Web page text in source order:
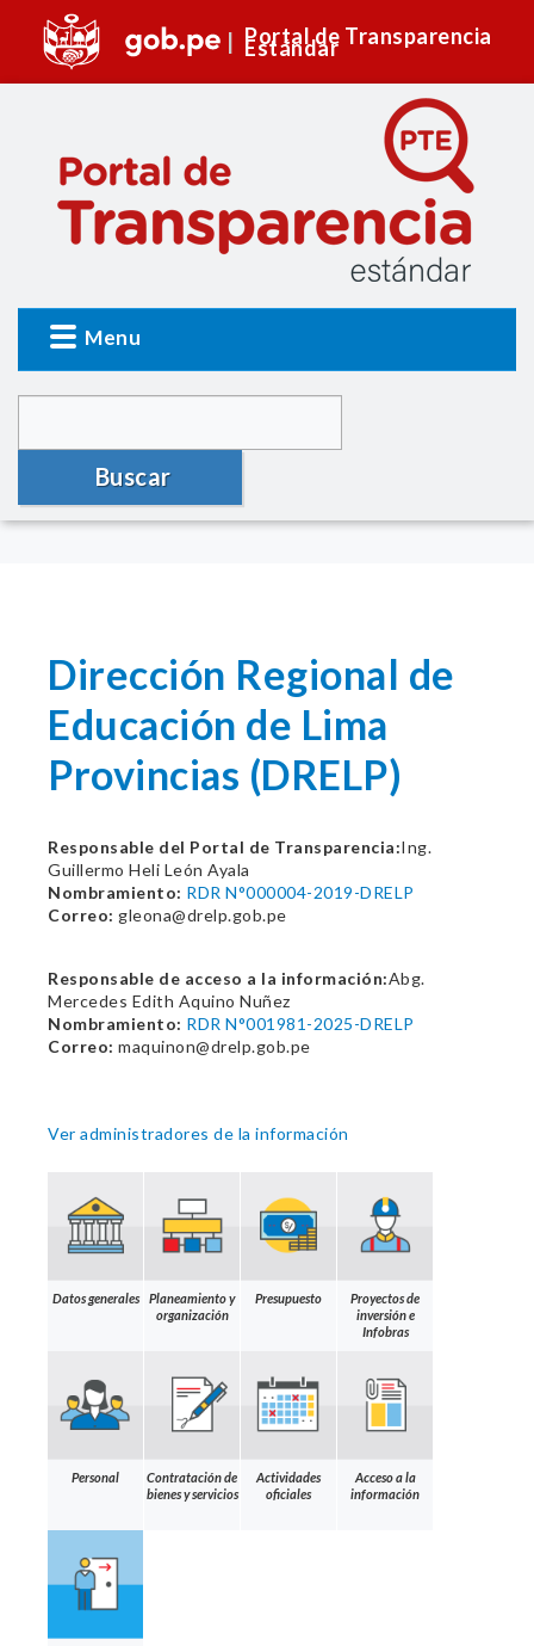
Portal de Transparencia
Estándar
Menu
Buscar
Dirección Regional de
Educación de Lima
Provincias (DRELP)
Responsable del Portal de Transparencia:Ing.
Guillermo Heli León Ayala
Nombramiento: RDR N°000004-2019-DRELP
Correo: gleona@drelp.gob.pe
Responsable de acceso a la información:Abg.
Mercedes Edith Aquino Nuñez
Nombramiento: RDR N°001981-2025-DRELP
Correo: maquinon@drelp.gob.pe
Ver administradores de la información
Datos generales
Planeamiento y
organización
Presupuesto
Proyectos de
inversión e
Infobras
Personal
Contratación de
bienes y servicios
Actividades
oficiales
Acceso a la
información